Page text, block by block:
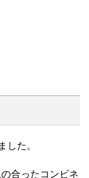
した。
合ったコンビネ